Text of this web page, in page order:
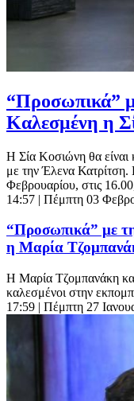
“Προσωπικά”
Καλεσμένη η
Η Σία Κοσιώνη θα
με την Έλενα
Φεβρουαρίου, στις
14:57 | Πέμπτη 03
“Προσωπικά” με
η Μαρία
Η Μαρία Τζομπανάκη
καλεσμένοι στην
17:59 | Πέμπτη 27